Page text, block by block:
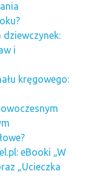
i
kręgowego:
eBooki „W
„Ucieczka